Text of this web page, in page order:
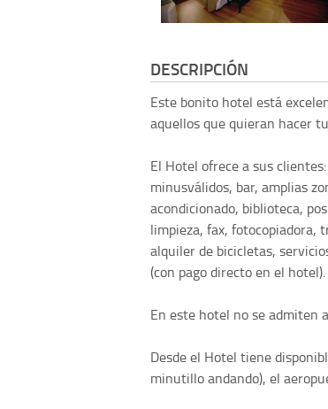
DESCRIPCIÓN
Este bonito hotel está
aquellos que quieran hacer
El Hotel ofrece a sus
minusválidos, bar, amplias
acondicionado, biblioteca,
limpieza, fax, fotocopiadora,
alquiler de bicicletas,
(con pago directo en el hotel).
En este hotel no se admiten
Desde el Hotel tiene
minutillo andando), el